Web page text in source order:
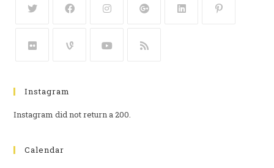
Instagram
Instagram did not return a 200.
Calendar